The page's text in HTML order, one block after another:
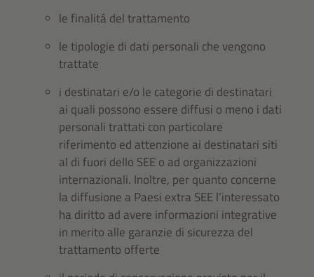
le finalitá del trattamento
le tipologie di dati personali che vengono
trattate
i destinatari e/o le categorie di destinatari
ai quali possono essere diffusi o meno i dati
personali trattati con particolare
riferimento ed attenzione ai destinatari siti
al di fuori dello SEE o ad organizzazioni
internazionali. Inoltre, per quanto concerne
la diffusione a Paesi extra SEE l’interessato
ha diritto ad avere informazioni integrative
in merito alle garanzie di sicurezza del
trattamento offerte